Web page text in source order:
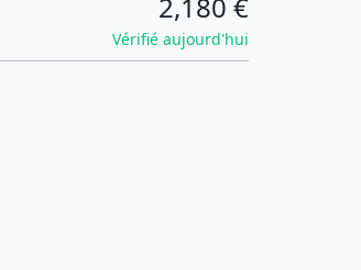
Vérifié aujourd'hui